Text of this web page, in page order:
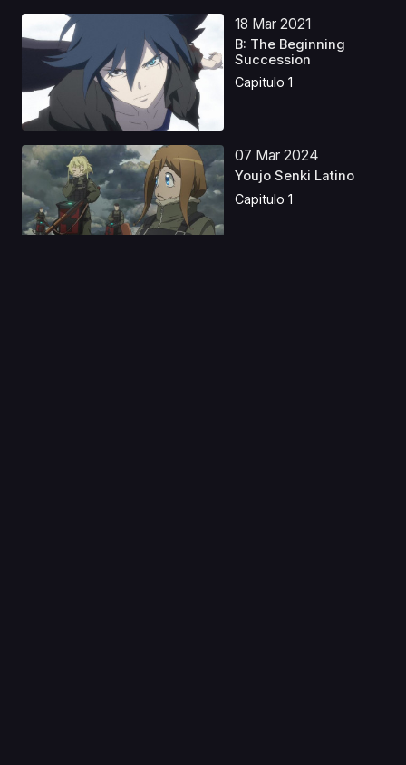
18 Mar 2021
B: The Beginning
Succession
Capitulo 1
07 Mar 2024
Youjo Senki Latino
Capitulo 1